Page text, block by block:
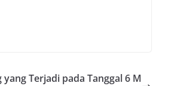
Terjadi pada Tanggal 6 M